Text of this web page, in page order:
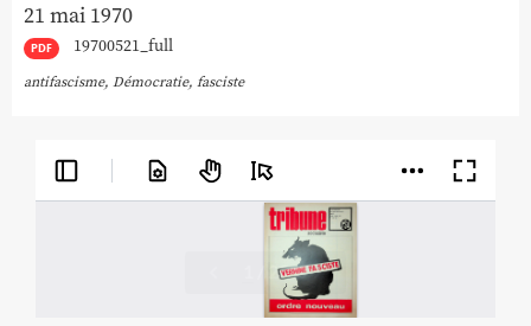
21 mai 1970
PDF 19700521_full
antifascisme, Démocratie, fasciste